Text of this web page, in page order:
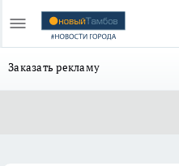
Заказать рекламу